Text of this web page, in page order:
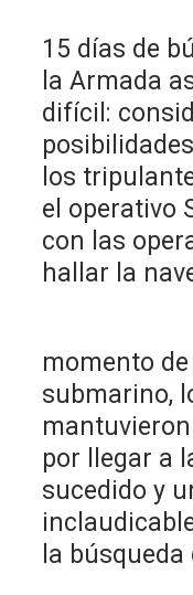
Que
15 días de
la Armada
difícil:
los
el operativo
con las
hallar la
Que,
momento
submarino,
por llegar a
sucedido y
la